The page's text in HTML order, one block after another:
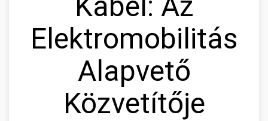
Elektromobilitás
Alapvető
Közvetítője